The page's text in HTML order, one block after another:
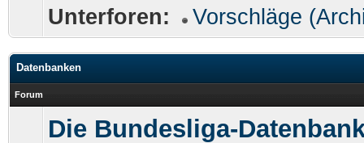
Unterforen:
Vorschläge
Datenbanken
Forum
Die Bundesliga-